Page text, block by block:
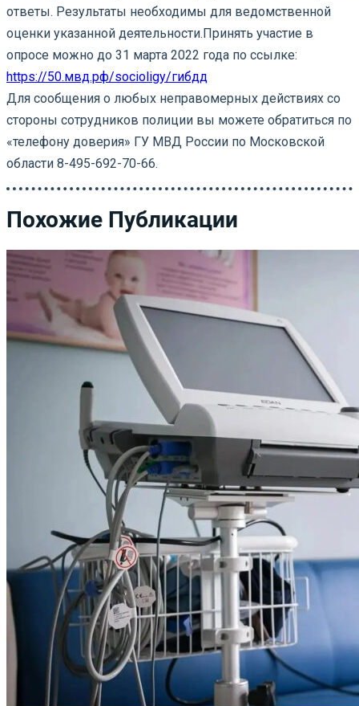
ответы. Результаты необходимы для ведомственной
оценки указанной деятельности.Принять участие в
опросе можно до 31 марта 2022 года по ссылке:
https://50.мвд.рф/socioligy/гибдд
Для сообщения о любых неправомерных действиях со
стороны сотрудников полиции вы можете обратиться по
«телефону доверия» ГУ МВД России по Московской
области 8-495-692-70-66.
Похожие Публикации